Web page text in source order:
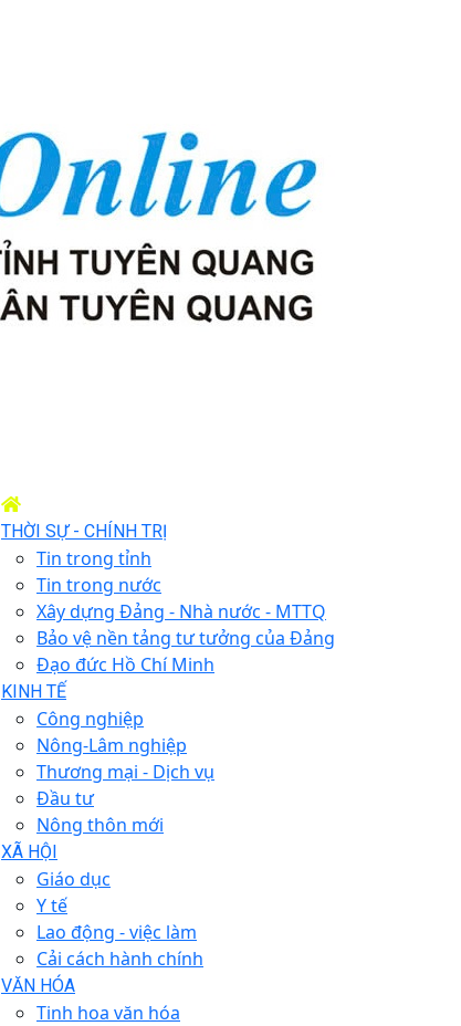
THỜI SỰ - CHÍNH TRỊ
Tin trong tỉnh
Tin trong nước
Xây dựng Đảng - Nhà nước - MTTQ
Bảo vệ nền tảng tư tưởng của Đảng
Đạo đức Hồ Chí Minh
KINH TẾ
Công nghiệp
Nông-Lâm nghiệp
Thương mại - Dịch vụ
Đầu tư
Nông thôn mới
XÃ HỘI
Giáo dục
Y tế
Lao động - việc làm
Cải cách hành chính
VĂN HÓA
Tinh hoa văn hóa